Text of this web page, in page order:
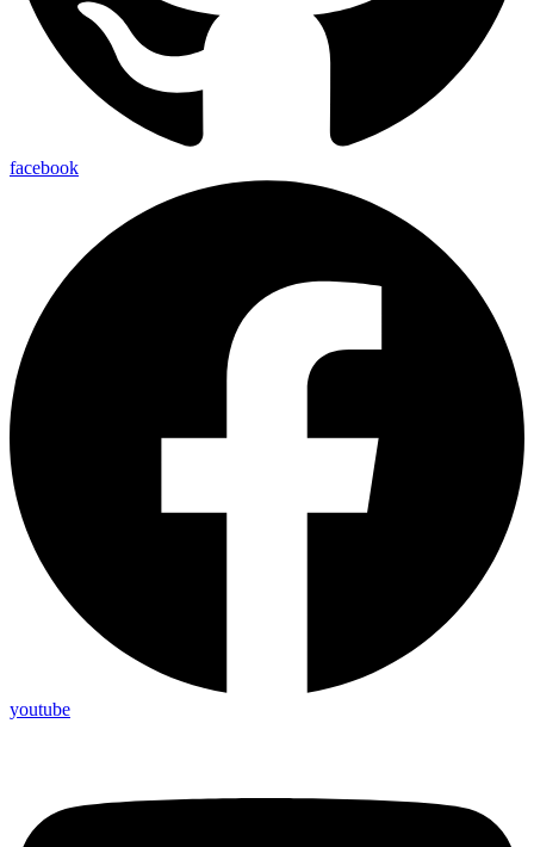
facebook
youtube